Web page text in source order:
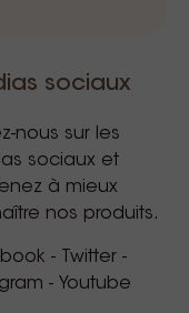
sociaux
nous sur les
sociaux et
à mieux
nos produits.
- Twitter -
- Youtube